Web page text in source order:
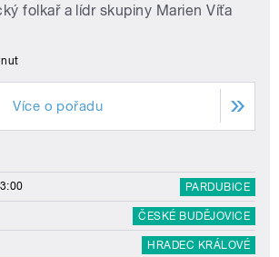
folkař a lídr skupiny Marien Víťa
Více o pořadu
PARDUBICE
ČESKÉ BUDĚJOVICE
HRADEC KRÁLOVÉ